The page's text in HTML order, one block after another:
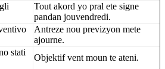
Tout akord yo pral ete signe
pandan jouvendredi.
Antreze nou previzyon mete
ajourne.
stati
Objektif vent moun te ateni.